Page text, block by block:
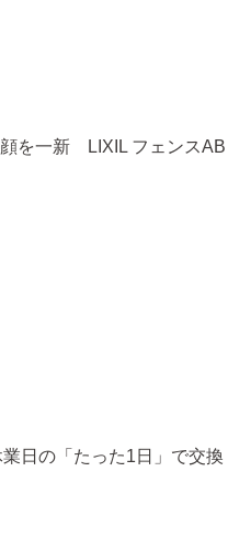
を一新 LIXIL フェンスAB
日の「たった1日」で交換